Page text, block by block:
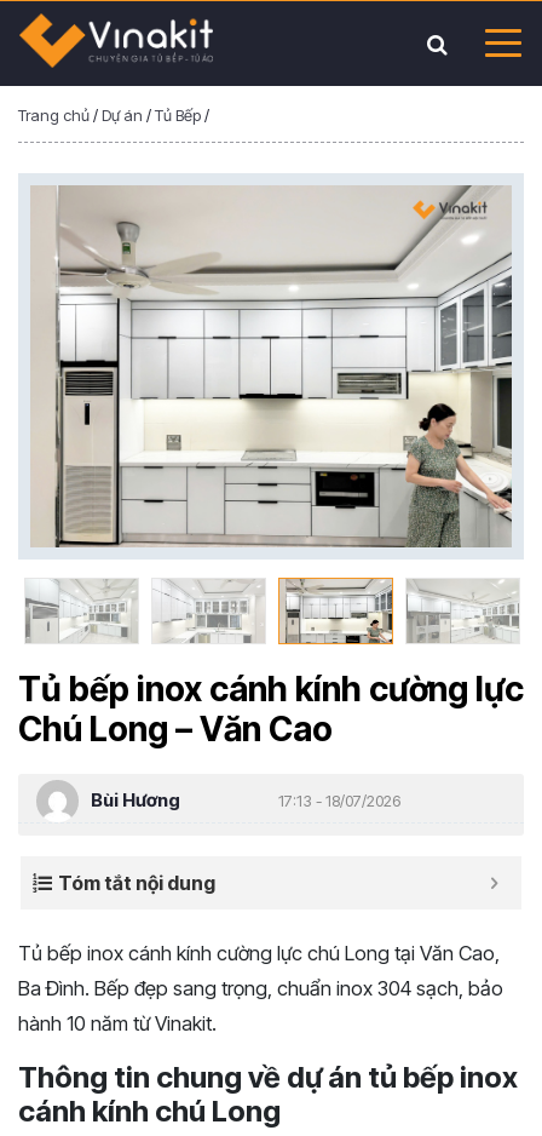
Trang chủ/Dự án /Tủ Bếp/
Tủ bếp inox cánh kính cường lực
Chú Long – Văn Cao
Bùi Hương 17:13 - 18/07/2026
Tóm tắt nội dung
Tủ bếp inox cánh kính cường lực chú Long tại Văn Cao,
Ba Đình. Bếp đẹp sang trọng, chuẩn inox 304 sạch, bảo
hành 10 năm từ Vinakit.
Thông tin chung về dự án tủ bếp inox
cánh kính chú Long